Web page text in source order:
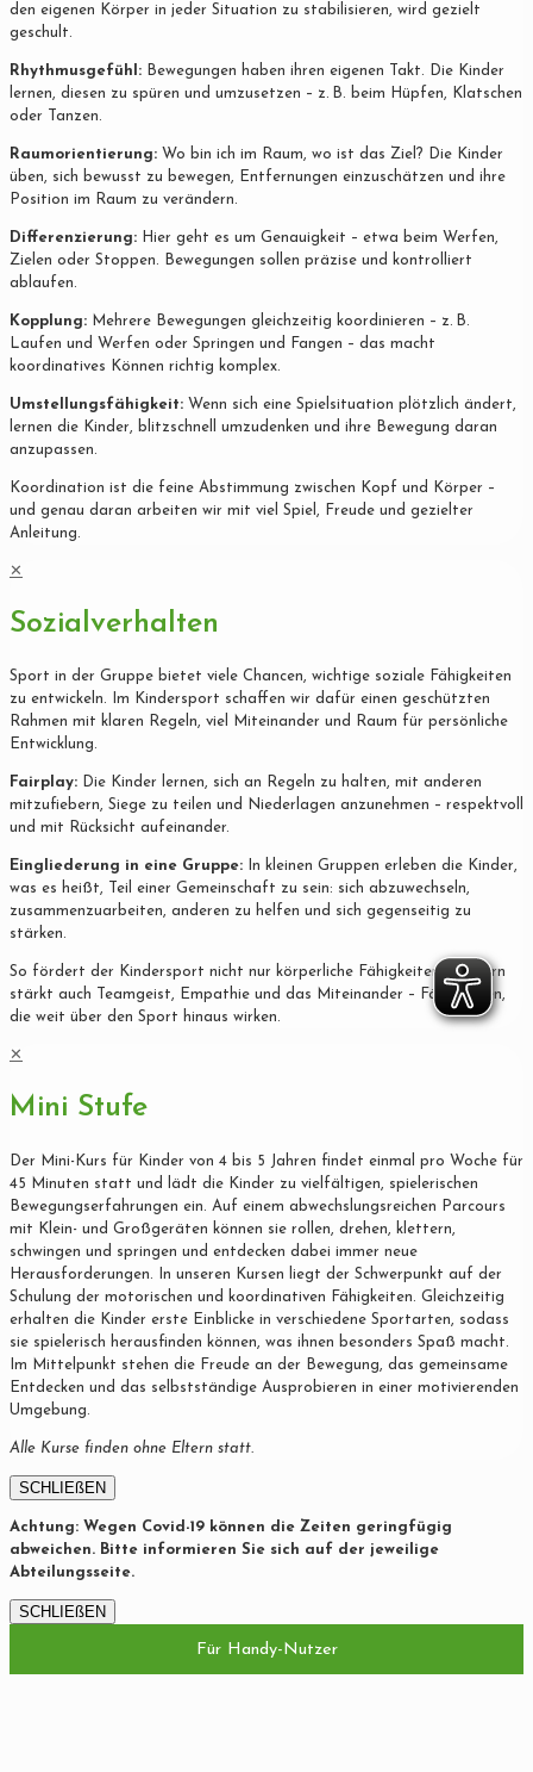
den eigenen Körper in jeder Situation zu stabilisieren, wird gezielt
geschult.
Rhythmusgefühl: Bewegungen haben ihren eigenen Takt. Die Kinder
lernen, diesen zu spüren und umzusetzen – z. B. beim Hüpfen, Klatschen
oder Tanzen.
Raumorientierung: Wo bin ich im Raum, wo ist das Ziel? Die Kinder
üben, sich bewusst zu bewegen, Entfernungen einzuschätzen und ihre
Position im Raum zu verändern.
Differenzierung: Hier geht es um Genauigkeit – etwa beim Werfen,
Zielen oder Stoppen. Bewegungen sollen präzise und kontrolliert
ablaufen.
Kopplung: Mehrere Bewegungen gleichzeitig koordinieren – z. B.
Laufen und Werfen oder Springen und Fangen – das macht
koordinatives Können richtig komplex.
Umstellungsfähigkeit: Wenn sich eine Spielsituation plötzlich ändert,
lernen die Kinder, blitzschnell umzudenken und ihre Bewegung daran
anzupassen.
Koordination ist die feine Abstimmung zwischen Kopf und Körper –
und genau daran arbeiten wir mit viel Spiel, Freude und gezielter
Anleitung.
✕
Sozialverhalten
Sport in der Gruppe bietet viele Chancen, wichtige soziale Fähigkeiten
zu entwickeln. Im Kindersport schaffen wir dafür einen geschützten
Rahmen mit klaren Regeln, viel Miteinander und Raum für persönliche
Entwicklung.
Fairplay: Die Kinder lernen, sich an Regeln zu halten, mit anderen
mitzufiebern, Siege zu teilen und Niederlagen anzunehmen – respektvoll
und mit Rücksicht aufeinander.
Eingliederung in eine Gruppe: In kleinen Gruppen erleben die Kinder,
was es heißt, Teil einer Gemeinschaft zu sein: sich abzuwechseln,
zusammenzuarbeiten, anderen zu helfen und sich gegenseitig zu
stärken.
So fördert der Kindersport nicht nur körperliche Fähigkeiten, sondern
stärkt auch Teamgeist, Empathie und das Miteinander – Fähigkeiten,
die weit über den Sport hinaus wirken.
✕
Mini Stufe
Der Mini-Kurs für Kinder von 4 bis 5 Jahren findet einmal pro Woche für
45 Minuten statt und lädt die Kinder zu vielfältigen, spielerischen
Bewegungserfahrungen ein. Auf einem abwechslungsreichen Parcours
mit Klein- und Großgeräten können sie rollen, drehen, klettern,
schwingen und springen und entdecken dabei immer neue
Herausforderungen. In unseren Kursen liegt der Schwerpunkt auf der
Schulung der motorischen und koordinativen Fähigkeiten. Gleichzeitig
erhalten die Kinder erste Einblicke in verschiedene Sportarten, sodass
sie spielerisch herausfinden können, was ihnen besonders Spaß macht.
Im Mittelpunkt stehen die Freude an der Bewegung, das gemeinsame
Entdecken und das selbstständige Ausprobieren in einer motivierenden
Umgebung.
Alle Kurse finden ohne Eltern statt.
SCHLIEßEN
Achtung: Wegen Covid-19 können die Zeiten geringfügig
abweichen. Bitte informieren Sie sich auf der jeweilige
Abteilungsseite.
SCHLIEßEN
Für Handy-Nutzer